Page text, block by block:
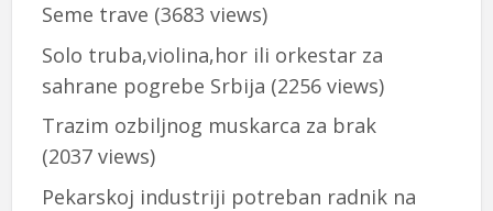
Seme trave (3683 views)
Solo truba,violina,hor ili orkestar za
sahrane pogrebe Srbija (2256 views)
Trazim ozbiljnog muskarca za brak
(2037 views)
Pekarskoj industriji potreban radnik na